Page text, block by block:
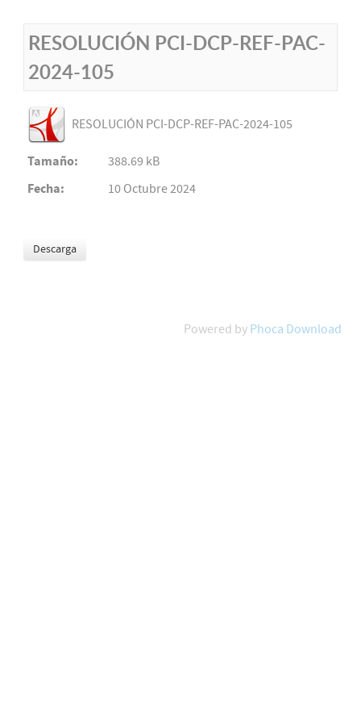
RESOLUCIÓN PCI-DCP-REF-PAC-
2024-105
RESOLUCIÓN PCI-DCP-REF-PAC-2024-105
Tamaño:
388.69 kB
Fecha:
10 Octubre 2024
Powered by Phoca Download